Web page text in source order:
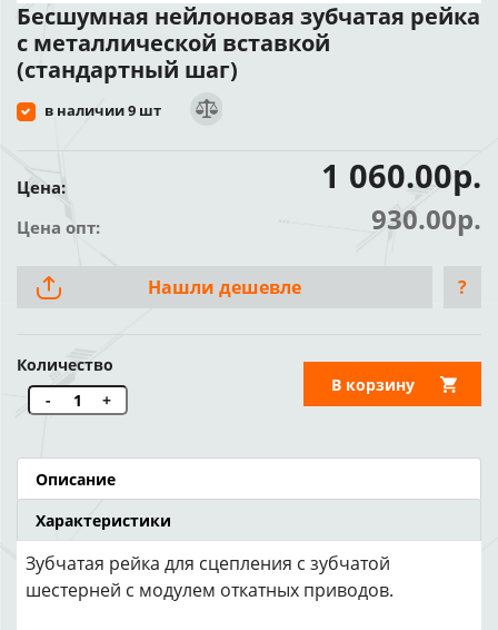
Бесшумная нейлоновая зубчатая рейка
с металлической вставкой
(стандартный шаг)
в наличии 9 шт
Цена: 1 060.00р.
Цена опт: 930.00р.
Нашли дешевле ?
Количество
-
+
В корзину
Описание
Характеристики
Зубчатая рейка для сцепления с зубчатой
шестерней с модулем откатных приводов.